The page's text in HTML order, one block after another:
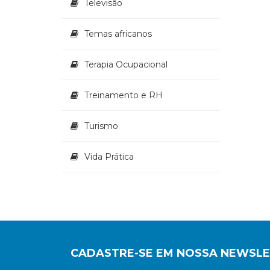
Televisão
Temas africanos
Terapia Ocupacional
Treinamento e RH
Turismo
Vida Prática
CADASTRE-SE EM NOSSA